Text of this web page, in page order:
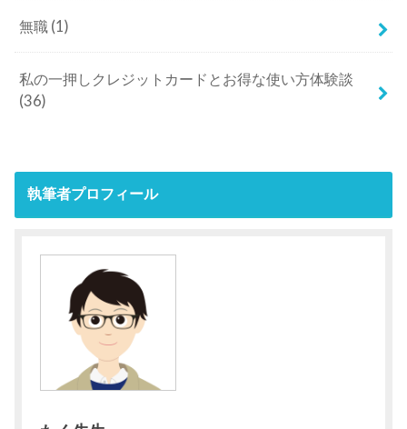
無職 (1)
私の一押しクレジットカードとお得な使い方体験談
(36)
執筆者プロフィール